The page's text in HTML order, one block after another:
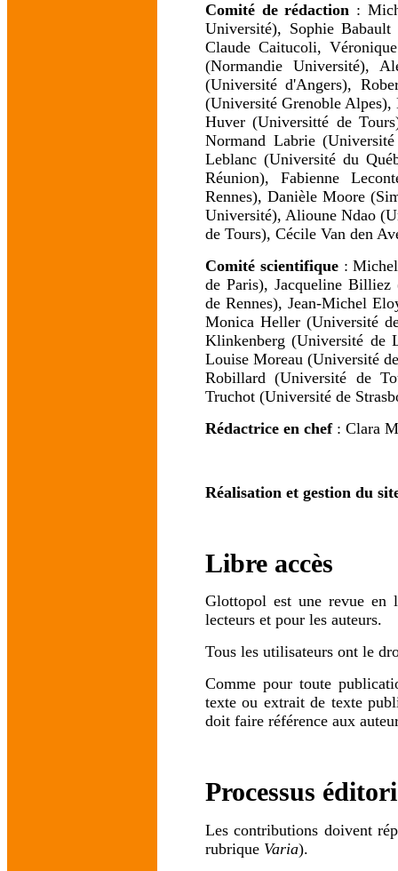
Comité de rédaction :
Université), Sophie
Claude Caitucoli,
(Normandie Université),
(Université d'Angers),
(Université Grenoble
Huver (Universitté de
Normand Labrie
Leblanc (Université du
Réunion), Fabienne
Rennes), Danièle Moore
Université), Alioune Ndao
de Tours), Cécile Van den
Comité scientifique :
de Paris), Jacqueline
de Rennes), Jean-Michel
Monica Heller (Université
Klinkenberg (Université de
Louise Moreau (Université
Robillard (Université de
Truchot (Université de
Rédactrice en chef: Clara
Réalisation et gestion du
Libre accès
Glottopol est une revue en
lecteurs et pour les auteurs.
Tous les utilisateurs ont le
Comme pour toute
texte ou extrait de texte
doit faire référence aux
Processus
Les contributions doivent
rubrique Varia).